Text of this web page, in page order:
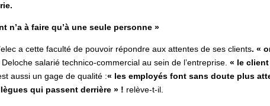
n’a à faire qu’à une seule personne »
a cette faculté de pouvoir répondre aux attentes de ses clients. «
salarié technico-commercial au sein de l’entreprise. « le client
aussi un gage de qualité :« les employés font sans doute plus
qui passent derrière » ! relève-t-il.